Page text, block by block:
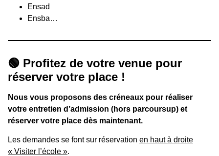
Ensad
Ensba…
🟢 Profitez de votre venue pour
réserver votre place !
Nous vous proposons des créneaux pour réaliser
votre entretien d’admission (hors parcoursup) et
réserver votre place dès maintenant.
Les demandes se font sur réservation en haut à droite
« Visiter l’école ».